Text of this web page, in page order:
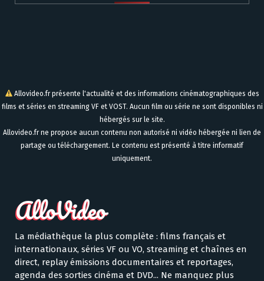
Allovideo.fr présente l'actualité et des informations cinématographiques des
films et séries en streaming VF et VOST. Aucun film ou série ne sont disponibles ni
hébergés sur le site.
Allovideo.fr ne propose aucun contenu non autorisé ni vidéo hébergée ni lien de
partage ou téléchargement. Le contenu est présenté à titre informatif
uniquement.
La médiathèque la plus complète : films français et
internationaux, séries VF ou VO, streaming et chaînes en
direct, replay émissions documentaires et reportages,
agenda des sorties cinéma et DVD... Ne manquez plus